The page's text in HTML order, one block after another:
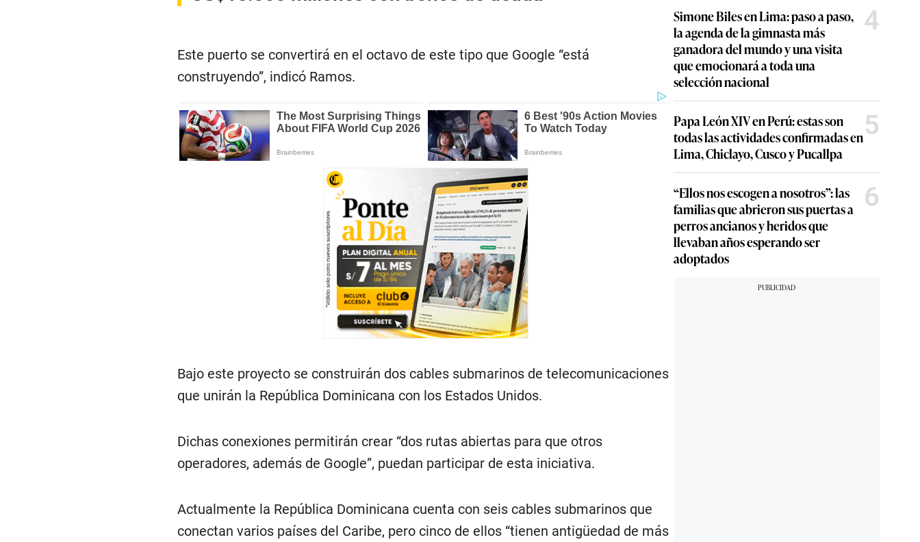
Este puerto se convertirá en el octavo de este tipo que Google “está
construyendo”, indicó Ramos.
Bajo este proyecto se construirán dos cables submarinos de telecomunicaciones
que unirán la República Dominicana con los Estados Unidos.
Dichas conexiones permitirán crear “dos rutas abiertas para que otros
operadores, además de Google”, puedan participar de esta iniciativa.
Actualmente la República Dominicana cuenta con seis cables submarinos que
conectan varios países del Caribe, pero cinco de ellos “tienen antigüedad de más
Simone Biles en Lima: paso a paso,
la agenda de la gimnasta más
ganadora del mundo y una visita
que emocionará a toda una
selección nacional
4
Papa León XIV en Perú: estas son
todas las actividades confirmadas en
Lima, Chiclayo, Cusco y Pucallpa
5
“Ellos nos escogen a nosotros”: las
familias que abrieron sus puertas a
perros ancianos y heridos que
llevaban años esperando ser
adoptados
6